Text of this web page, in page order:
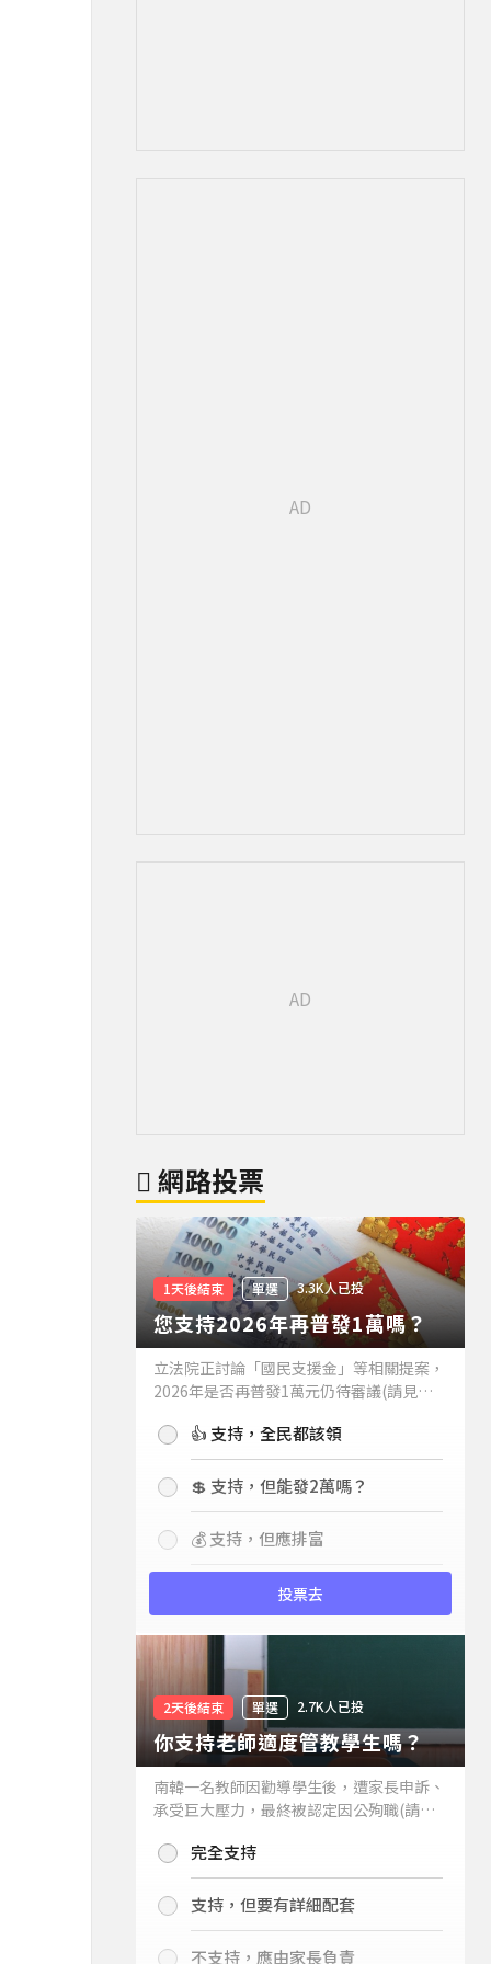
網路投票
1天後結束 單選 3.3K人已投
您支持2026年再普發1萬嗎？
立法院正討論「國民支援金」等相關提案，
2026年是否再普發1萬元仍待審議(請見下
持嗎？👍 支持，全民都該領
💲 支持，但能發2萬嗎？
💰 支持，但應排富
投票去
2天後結束 單選 2.7K人已投
你支持老師適度管教學生嗎？
南韓一名教師因勸導學生後，遭家長申訴、
承受巨大壓力，最終被認定因公殉職(請見
你支持老師適度管教學生嗎？
完全支持
支持，但要有詳細配套
不支持，應由家長負責